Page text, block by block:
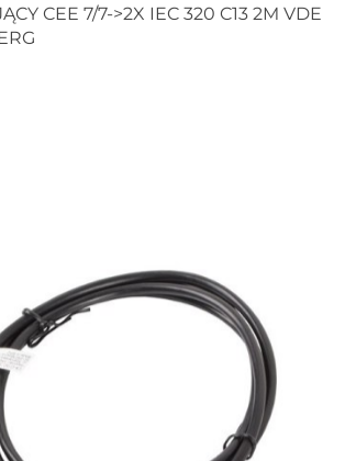
CEE 7/7->2X IEC 320 C13 2M VDE